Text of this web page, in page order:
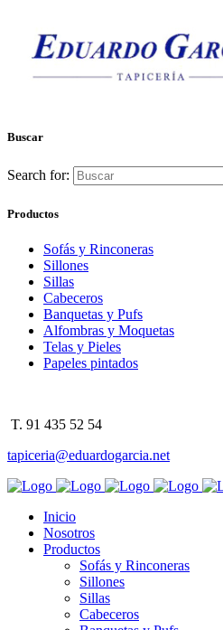
Buscar
Search for:
Productos
Sofás y Rinconeras
Sillones
Sillas
Cabeceros
Banquetas y Pufs
Alfombras y Moquetas
Telas y Pieles
Papeles pintados
T. 91 435 52 54
tapiceria@eduardogarcia.net
Inicio
Nosotros
Productos
Sofás y Rinconeras
Sillones
Sillas
Cabeceros